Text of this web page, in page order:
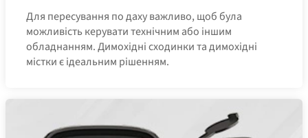
Для пересування по даху важливо, щоб була
можливість керувати технічним або іншим
обладнанням. Димохідні сходинки та димохідні
містки є ідеальним рішенням.